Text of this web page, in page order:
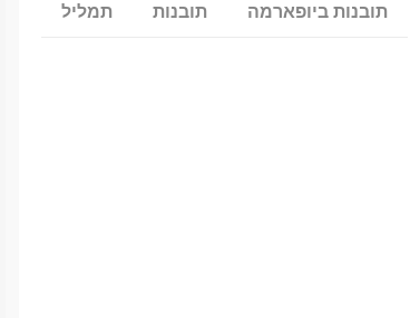
תמליל תובנות תובנות ביופארמה